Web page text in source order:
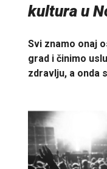
kultura u
Svi znamo onaj
grad i činimo
zdravlju, a onda